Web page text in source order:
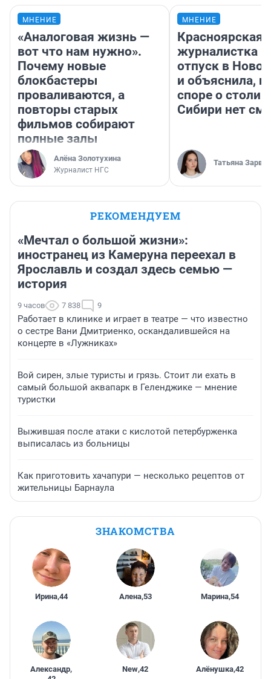
МНЕНИЕ
«Аналоговая жизнь —
вот что нам нужно».
Почему новые
блокбастеры
проваливаются, а
повторы старых
фильмов собирают
полные залы
Алёна Золотухина
Журналист НГС
МНЕНИЕ
Красноярская
журналистка
отпуск в
и объяснила,
споре о
Сибири нет
Татьяна Зарва
РЕКОМЕНДУЕМ
«Мечтал о большой жизни»:
иностранец из Камеруна переехал в
Ярославль и создал здесь семью —
история
9 часов 7 838 9
Работает в клинике и играет в театре — что известно
о сестре Вани Дмитриенко, оскандалившейся на
концерте в «Лужниках»
Вой сирен, злые туристы и грязь. Стоит ли ехать в
самый большой аквапарк в Геленджике — мнение
туристки
Выжившая после атаки с кислотой петербурженка
выписалась из больницы
Как приготовить хачапури — несколько рецептов от
жительницы Барнаула
ЗНАКОМСТВА
Ирина,44 Алена,53 Марина,54
Александр,
New,42 Алёнушка,42